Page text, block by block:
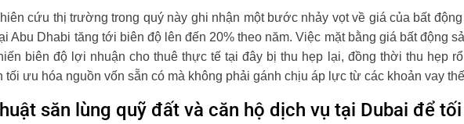
cứu thị trường trong quý này ghi nhận một bước nhảy vọt về giá của bất
Abu Dhabi tăng tới biên độ lên đến 20% theo năm. Việc mặt bằng giá bất động
biên độ lợi nhuận cho thuê thực tế tại đây bị thu hẹp lại, đồng thời thu hẹp
tối ưu hóa nguồn vốn sẵn có mà không phải gánh chịu áp lực từ các khoản vay
săn lùng quỹ đất và căn hộ dịch vụ tại Dubai để